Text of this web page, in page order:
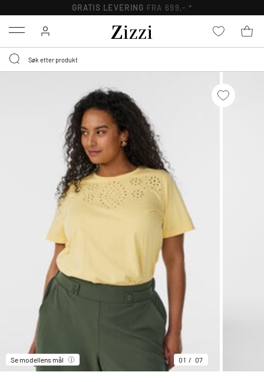
GRATIS LEVERING FRA 699,- *
Menu
Se modellens mål 01 07